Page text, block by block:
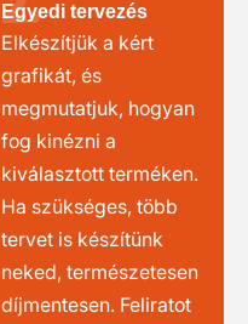
Egyedi tervezés
Elkészítjük a kért
grafikát, és
megmutatjuk, hogyan
fog kinézni a
kiválasztott terméken.
Ha szükséges, több
tervet is készítünk
neked, természetesen
díjmentesen. Feliratot